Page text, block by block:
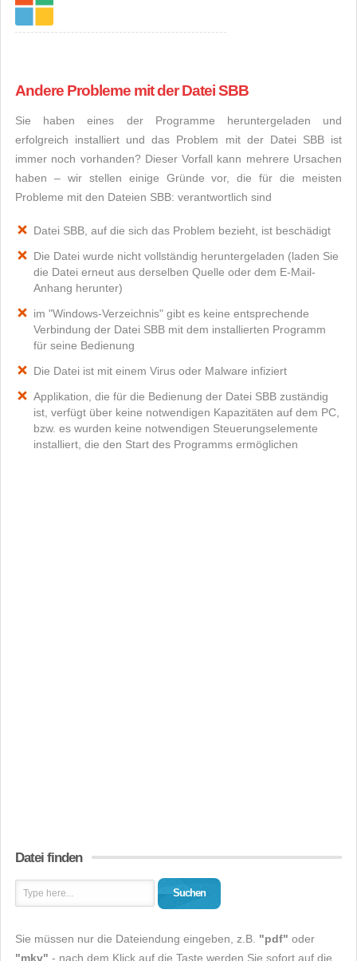
Andere Probleme mit der Datei SBB
Sie haben eines der Programme heruntergeladen und
erfolgreich installiert und das Problem mit der Datei SBB ist
immer noch vorhanden? Dieser Vorfall kann mehrere Ursachen
haben – wir stellen einige Gründe vor, die für die meisten
Probleme mit den Dateien SBB: verantwortlich sind
Datei SBB, auf die sich das Problem bezieht, ist beschädigt
Die Datei wurde nicht vollständig heruntergeladen (laden Sie
die Datei erneut aus derselben Quelle oder dem E-Mail-
Anhang herunter)
im "Windows-Verzeichnis" gibt es keine entsprechende
Verbindung der Datei SBB mit dem installierten Programm
für seine Bedienung
Die Datei ist mit einem Virus oder Malware infiziert
Applikation, die für die Bedienung der Datei SBB zuständig
ist, verfügt über keine notwendigen Kapazitäten auf dem PC,
bzw. es wurden keine notwendigen Steuerungselemente
installiert, die den Start des Programms ermöglichen
Datei finden
Suchen
Sie müssen nur die Dateiendung eingeben, z.B. "pdf" oder
"mkv" - nach dem Klick auf die Taste werden Sie sofort auf die